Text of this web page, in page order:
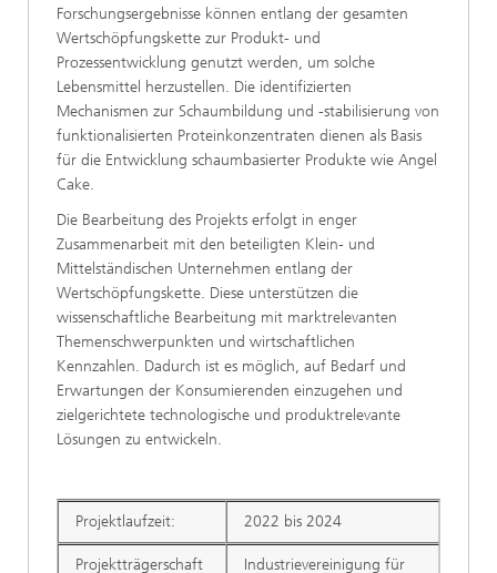
Forschungsergebnisse können entlang der gesamten
Wertschöpfungskette zur Produkt- und
Prozessentwicklung genutzt werden, um solche
Lebensmittel herzustellen. Die identifizierten
Mechanismen zur Schaumbildung und -stabilisierung von
funktionalisierten Proteinkonzentraten dienen als Basis
für die Entwicklung schaumbasierter Produkte wie Angel
Cake.
Die Bearbeitung des Projekts erfolgt in enger
Zusammenarbeit mit den beteiligten Klein- und
Mittelständischen Unternehmen entlang der
Wertschöpfungskette. Diese unterstützen die
wissenschaftliche Bearbeitung mit marktrelevanten
Themenschwerpunkten und wirtschaftlichen
Kennzahlen. Dadurch ist es möglich, auf Bedarf und
Erwartungen der Konsumierenden einzugehen und
zielgerichtete technologische und produktrelevante
Lösungen zu entwickeln.
Projektlaufzeit: 2022 bis 2024
Projektträgerschaft
Industrievereinigung für